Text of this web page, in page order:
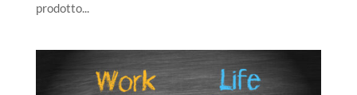
prodotto...